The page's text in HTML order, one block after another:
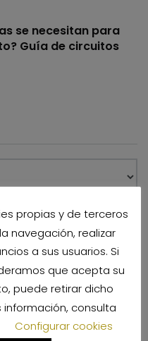
se necesitan para
Guía de circuitos
propias y de terceros
navegación, realizar
a sus usuarios. Si
que acepta su
puede retirar dicho
consulta
Configurar cookies